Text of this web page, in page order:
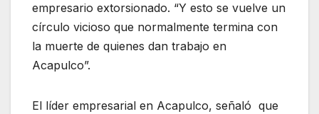
empresario extorsionado. “Y esto se vuelve un
círculo vicioso que normalmente termina con
la muerte de quienes dan trabajo en
Acapulco”.
El líder empresarial en Acapulco, señaló que